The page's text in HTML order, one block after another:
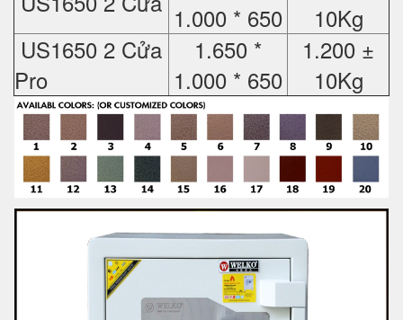
1.000 * 650
10Kg
US1650 2 Cửa
Pro
1.650 *
1.000 * 650
1.200 ±
10Kg